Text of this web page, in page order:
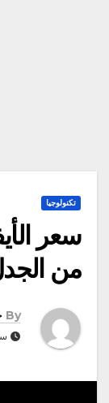
تكنولوجيا
سعر
من
By